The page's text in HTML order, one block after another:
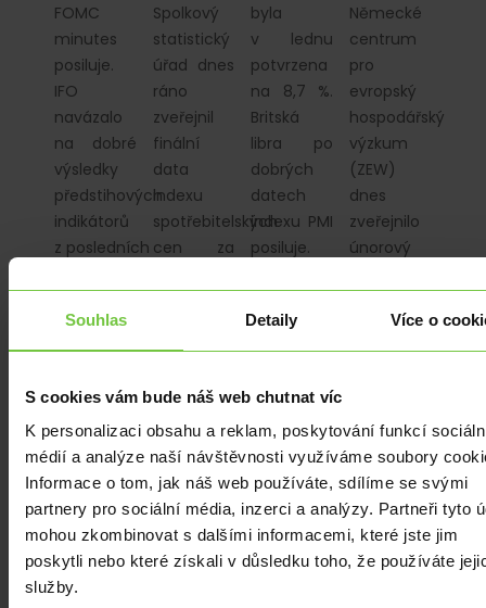
Souhlas Detaily Více o
S cookies vám bude náš web chutnat víc
K personalizaci obsahu a reklam, poskytování funkcí
médií a analýze naší návštěvnosti využíváme soubory
Informace o tom, jak náš web používáte, sdílíme se svými
partnery pro sociální média, inzerci a analýzy. Partneři tyto
mohou zkombinovat s dalšími informacemi, které jste jim
poskytli nebo které získali v důsledku toho, že používáte
služby.
FOMC
minutes
posiluje.
IFO
navázalo
na dobré
výsledky
předstihových
indikátorů
z posledních
Spolkový
statistický
úřad dnes
ráno
zveřejnil
finální
data
indexu
spotřebitelských
cen za
Spotřebitelské
byla
v lednu
potvrzena
na 8,7 %.
Britská
libra po
dobrých
datech
indexu PMI
posiluje.
zveřejněn
zápis z…
Německé
centrum
pro
evropský
hospodářský
výzkum
(ZEW)
dnes
zveřejnilo
únorový
indexu
monitorující
EKONOMIKA|
EUR| USD
Sílící
EKONOMIKA|
EUR|USD
ANALÝZY|
MĚSÍČNÍ
EKONOMIKA|
EUR|USD